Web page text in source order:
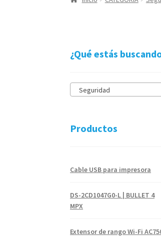
¿Qué estás
Seguridad
Productos
Cable USB para impresora
DS-2CD1047G0-L | BULLET 4
MPX
Extensor de rango Wi-Fi